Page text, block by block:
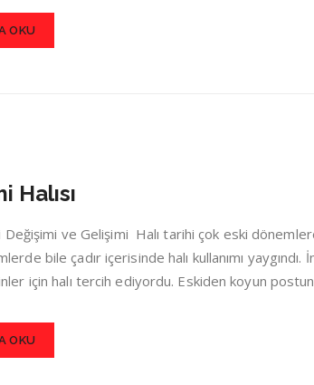
OKU
Halısı
Değişimi ve Gelişimi Halı tarihi çok eski
bile çadır içerisinde halı kullanımı yaygındı.
için halı tercih ediyordu. Eskiden koyun
OKU